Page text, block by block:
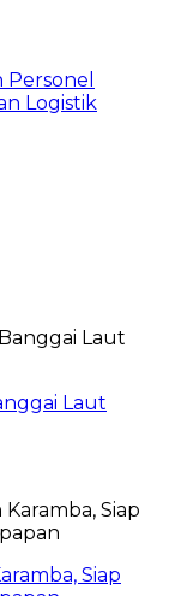
Logistik
Laut
Siap